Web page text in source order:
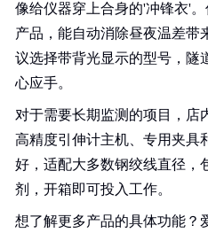
像给仪器穿上合身的'冲锋衣'
产品，能自动消除昼夜温差带
议选择带背光显示的型号，隧
心应手。
对于需要长期监测的项目，店
高精度引伸计主机、专用夹具
好，适配大多数钢绞线直径，
剂，开箱即可投入工作。
想了解更多产品的具体功能？